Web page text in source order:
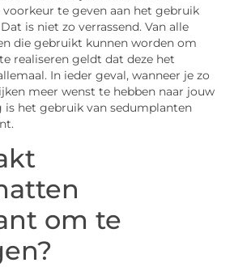
te geven aan het gebruik
is niet zo verrassend. Van alle
die gebruikt kunnen worden om
realiseren geldt dat deze het
In ieder geval, wanneer je zo
meer wenst te hebben naar jouw
is het gebruik van sedumplanten
om te